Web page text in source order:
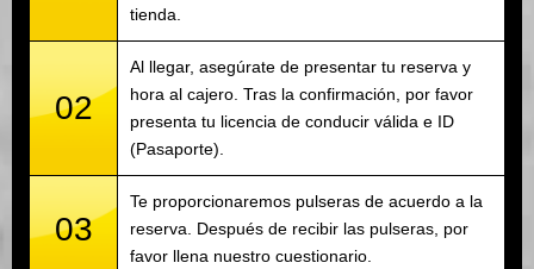
tienda.
02
Al llegar, asegúrate de presentar tu reserva y
hora al cajero. Tras la confirmación, por favor
presenta tu licencia de conducir válida e ID
(Pasaporte).
03
Te proporcionaremos pulseras de acuerdo a la
reserva. Después de recibir las pulseras, por
favor llena nuestro cuestionario.